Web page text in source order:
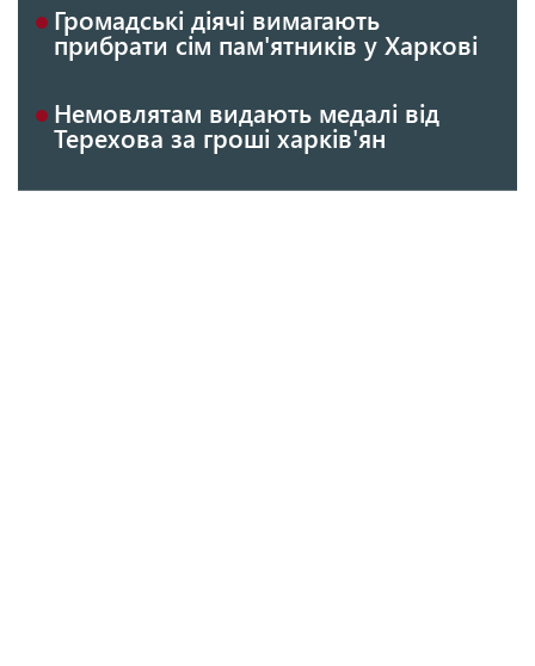
Громадські діячі вимагають
прибрати сім пам'ятників у Харкові
Немовлятам видають медалі від
Терехова за гроші харків'ян